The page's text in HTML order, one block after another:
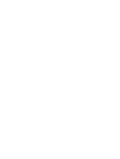
した報酬などの
ス名は、それぞ
は登録商標で
一何らかの不利